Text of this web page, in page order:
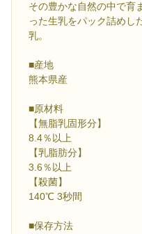
その豊かな自然の中で育
った生乳をパック詰めし
乳。
■産地
熊本県産
■原材料
【無脂乳固形分】
8.4％以上
【乳脂肪分】
3.6％以上
【殺菌】
140℃ 3秒間
■保存方法